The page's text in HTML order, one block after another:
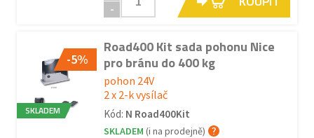
-
-5%
SKLADEM
Road400 Kit sada pohonu Nice
pro bránu do 400 kg
pohon 24V
2 x 2-k vysílač
Kód: N Road400Kit
SKLADEM (i na prodejně)